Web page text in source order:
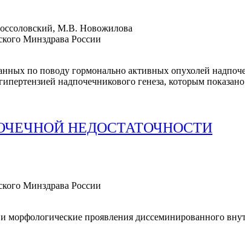
М.В. Новожилова
Минздрава России
по поводу гормонально активных опухолей
надпочечникового генеза, которым
НЕДОСТАТОЧНОСТИ
Минздрава России
морфологические проявления диссеминированного